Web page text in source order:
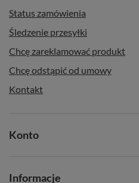
Status zamówienia
Śledzenie przesyłki
Chcę zareklamować produkt
Chcę odstąpić od umowy
Kontakt
Konto
Informacje